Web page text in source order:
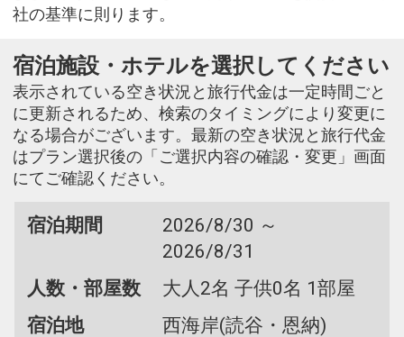
社の基準に則ります。
宿泊施設・ホテルを選択してください
表示されている空き状況と旅行代金は一定時間ごと
に更新されるため、検索のタイミングにより変更に
なる場合がございます。最新の空き状況と旅行代金
はプラン選択後の「ご選択内容の確認・変更」画面
にてご確認ください。
宿泊期間
2026/8/30 ～
2026/8/31
人数・部屋数
大人2名 子供0名 1部屋
宿泊地
西海岸(読谷・恩納)